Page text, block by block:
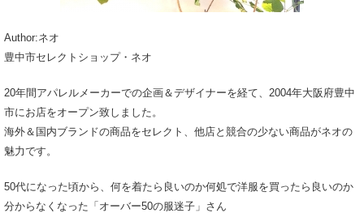
Author:ネオ
豊中市セレクトショップ・ネオ
20年間アパレルメーカーでの企画＆デザイナーを経て、2004年大阪府豊中
市にお店をオープン致しました。
海外＆国内ブランドの商品をセレクト、他店と競合の少ない商品がネオの
魅力です。
50代になった頃から、何を着たら良いのか何処で洋服を買ったら良いのか
分からなくなった「オーバー50の服迷子」さん